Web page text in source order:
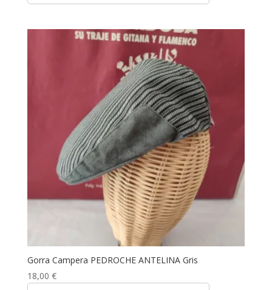
Gorra Campera PEDROCHE ANTELINA Gris
18,00 €